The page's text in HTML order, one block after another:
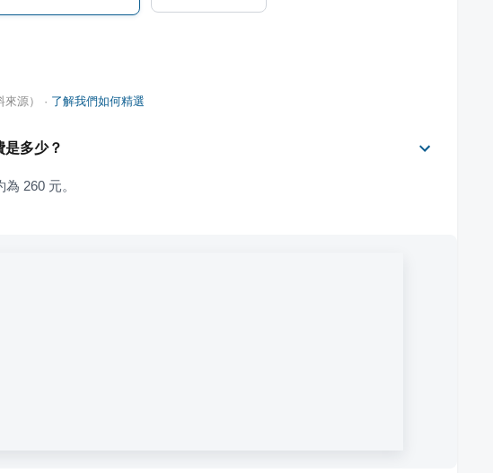
源） · 了解我們如何精選
多少？
260 元。